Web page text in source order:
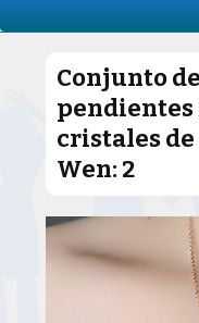
Conjunto
pendientes
cristales
Wen: 2